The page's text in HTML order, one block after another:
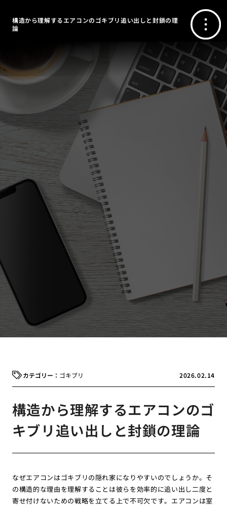
構造から理解するエアコンのゴキブリ追い出しと封鎖の理
論
2026.02.14
ゴキブリ
構造から理解するエアコンのゴ
キブリ追い出しと封鎖の理論
なぜエアコンはゴキブリの隠れ家になりやすいのでしょうか。そ
の構造的な理由を理解することは彼らを効率的に追い出し二度と
寄せ付けないための戦略を立てる上で不可欠です。エアコンは室